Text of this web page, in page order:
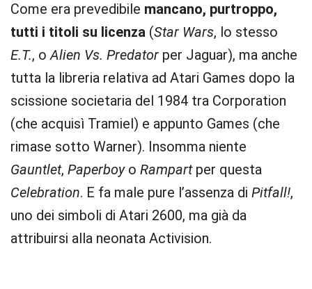
Come era prevedibile mancano, purtroppo,
tutti i titoli su licenza (Star Wars, lo stesso
E.T., oAlien Vs. Predator per Jaguar), ma anche
tutta la libreria relativa ad Atari Games dopo la
scissione societaria del 1984 tra Corporation
(che acquisì Tramiel) e appunto Games (che
rimase sotto Warner). Insomma niente
Gauntlet, Paperboyo Rampartper questa
Celebration. E fa male pure l’assenza di Pitfall!,
uno dei simboli di Atari 2600, ma già da
attribuirsi alla neonata Activision.